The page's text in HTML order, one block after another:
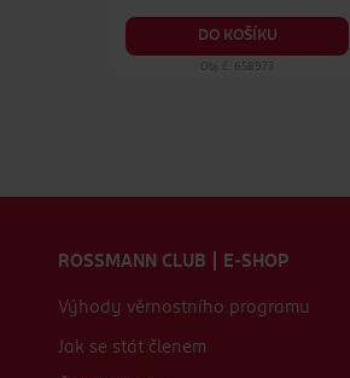
DO KOŠÍKU
Obj. č.: 658973
ROSSMANN CLUB | E-SHOP
Výhody věrnostního programu
Jak se stát členem